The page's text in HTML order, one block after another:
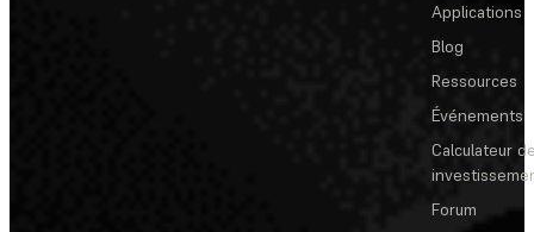
Applications
Blog
Ressources
Événements
Calculateur
Forum